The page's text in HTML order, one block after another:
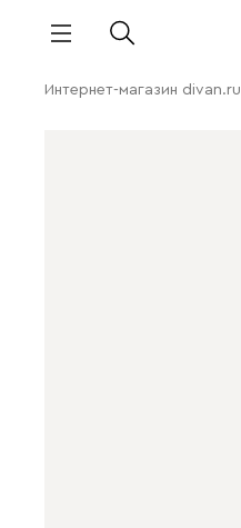
Интернет-магазин divan.ru